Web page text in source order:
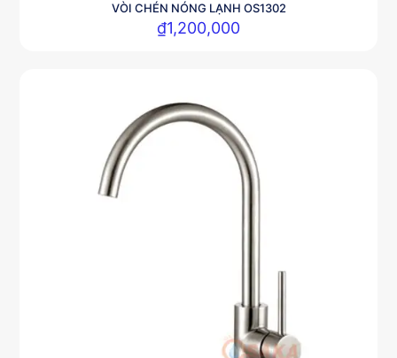
VÒI CHÉN NÓNG LẠNH OS1302
₫1,200,000